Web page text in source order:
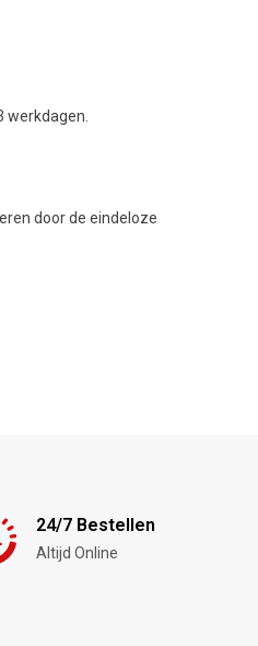
werkdagen.
door de eindeloze
24/7 Bestellen
Altijd Online